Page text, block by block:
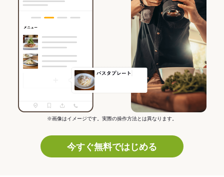
※画像はイメージです。実際の操作方法とは異なります。
今すぐ無料ではじめる